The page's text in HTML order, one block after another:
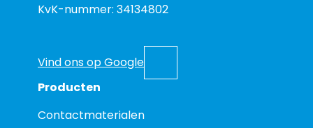
KvK-nummer: 34134802
Vind ons op Google
Producten
Contactmaterialen